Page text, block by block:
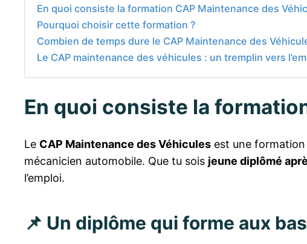
En quoi consiste la formation CAP Maintenance des
Pourquoi choisir cette formation ?
Combien de temps dure le CAP Maintenance des
Le CAP maintenance des véhicules : un tremplin vers
En quoi consiste la
Le CAP Maintenance des Véhicules est une
mécanicien automobile. Que tu sois jeune diplômé
l’emploi.
📌 Un diplôme qui forme aux